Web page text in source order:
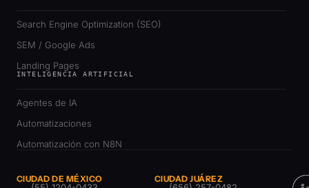
Search Engine Optimization (SEO)
SEM / Google Ads
Landing Pages
INTELIGENCIA ARTIFICIAL
Agentes de IA
Automatizaciones
Automatización con N8N
CIUDAD DE MÉXICO CIUDAD JUÁREZ